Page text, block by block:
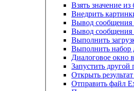
Взять значение
Внедрить
Вывод сообщения
Вывод
Выполнить
Выполнить набор
Диалоговое окно
Запустить другой
Открыть
Отправить файл